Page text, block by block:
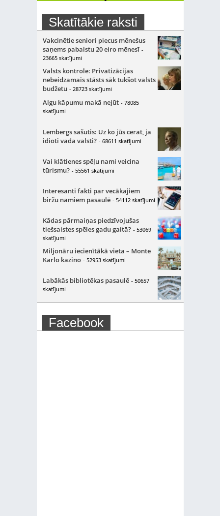
Skatītākie raksti
Vakcinētie seniori piecus mēnešus
saņems pabalstu 20 eiro mēnesī -
23665 skatījumi
Valsts kontrole: Privatizācijas
nebeidzamais stāsts sāk tukšot valsts
budžetu - 28723 skatījumi
Algu kāpumu makā nejūt - 78085
skatījumi
Lembergs sašutis: Uz ko jūs cerat, ja
idioti vada valsti? - 68611 skatījumi
Vai klātienes spēļu nami veicina
tūrismu? - 55561 skatījumi
Interesanti fakti par vecākajiem
biržu namiem pasaulē - 54112 skatījumi
Kādas pārmaiņas piedzīvojušas
tiešsaistes spēles gadu gaitā? - 53069
skatījumi
Miljonāru iecienītākā vieta – Monte
Karlo kazino - 52953 skatījumi
Labākās bibliotēkas pasaulē - 50657
skatījumi
Facebook